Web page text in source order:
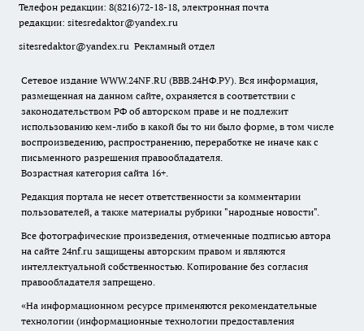
Телефон редакции: 8(8216)72-18-18, электронная почта
редакции: sitesredaktor@yandex.ru
sitesredaktor@yandex.ru Рекламный отдел
Сетевое издание WWW.24NF.RU (ВВВ.24НФ.РУ). Вся информация,
размещенная на данном сайте, охраняется в соответствии с
законодательством РФ об авторском праве и не подлежит
использованию кем-либо в какой бы то ни было форме, в том числе
воспроизведению, распространению, переработке не иначе как с
письменного разрешения правообладателя.
Возрастная категория сайта 16+.
Редакция портала не несет ответственности за комментарии
пользователей, а также материалы рубрики "народные новости".
Все фотографические произведения, отмеченные подписью автора
на сайте 24nf.ru защищены авторским правом и являются
интеллектуальной собственностью. Копирование без согласия
правообладателя запрещено.
«На информационном ресурсе применяются рекомендательные
технологии (информационные технологии предоставления